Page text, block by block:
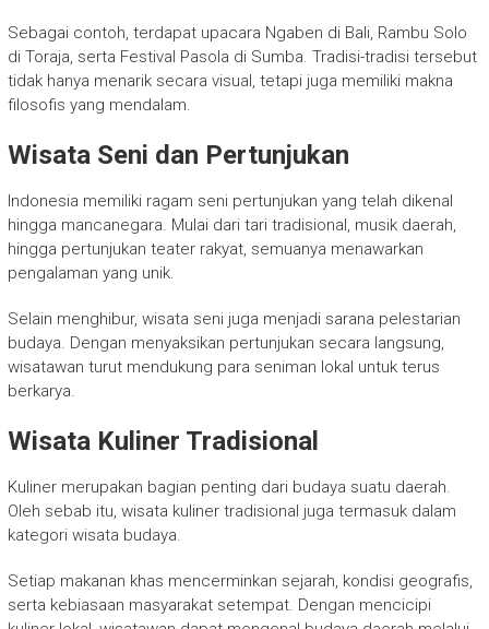
Sebagai contoh, terdapat upacara Ngaben di Bali, Rambu Solo
di Toraja, serta Festival Pasola di Sumba. Tradisi-tradisi tersebut
tidak hanya menarik secara visual, tetapi juga memiliki makna
filosofis yang mendalam.
Wisata Seni dan Pertunjukan
Indonesia memiliki ragam seni pertunjukan yang telah dikenal
hingga mancanegara. Mulai dari tari tradisional, musik daerah,
hingga pertunjukan teater rakyat, semuanya menawarkan
pengalaman yang unik.
Selain menghibur, wisata seni juga menjadi sarana pelestarian
budaya. Dengan menyaksikan pertunjukan secara langsung,
wisatawan turut mendukung para seniman lokal untuk terus
berkarya.
Wisata Kuliner Tradisional
Kuliner merupakan bagian penting dari budaya suatu daerah.
Oleh sebab itu, wisata kuliner tradisional juga termasuk dalam
kategori wisata budaya.
Setiap makanan khas mencerminkan sejarah, kondisi geografis,
serta kebiasaan masyarakat setempat. Dengan mencicipi